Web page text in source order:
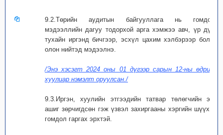
9.2.Төрийн аудитын байгууллага нь гомдол,
мэдээллийн дагуу тодорхой арга хэмжээ авч, үр дүнг
тухайн иргэнд бичгээр, эсхүл цахим хэлбэрээр болон
олон нийтэд мэдээлнэ.
/Энэ хэсэгт 2024 оны 01 дүгээр сарын 12-ны өдрийн
хуулиар нэмэлт оруулсан./
9.3.Иргэн, хуулийн этгээдийн татвар төлөгчийн эрх
ашиг зөрчигдсөн гэж үзвэл захиргааны хэргийн шүүхэд
гомдол гаргах эрхтэй.